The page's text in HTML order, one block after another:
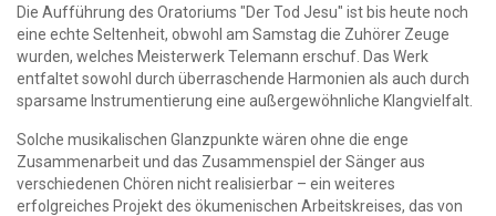
Die Aufführung des Oratoriums "Der Tod Jesu" ist bis heute noch
eine echte Seltenheit, obwohl am Samstag die Zuhörer Zeuge
wurden, welches Meisterwerk Telemann erschuf. Das Werk
entfaltet sowohl durch überraschende Harmonien als auch durch
sparsame Instrumentierung eine außergewöhnliche Klangvielfalt.
Solche musikalischen Glanzpunkte wären ohne die enge
Zusammenarbeit und das Zusammenspiel der Sänger aus
verschiedenen Chören nicht realisierbar – ein weiteres
erfolgreiches Projekt des ökumenischen Arbeitskreises, das von